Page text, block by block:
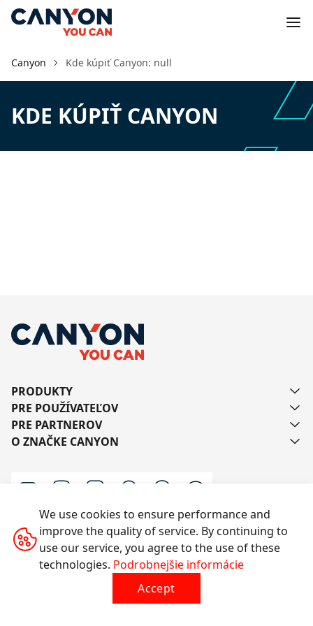
Canyon Kde kúpiť Canyon: null
KDE KÚPIŤ CANYON
PRODUKTY
PRE POUŽÍVATEĽOV
PRE PARTNEROV
O ZNAČKE CANYON
Kontaktujte nás
Všetky práva vyhradené © 2014-2026 CANYON
We use cookies to ensure performance and
improve the quality of service. By continuing to
use our service, you agree to the use of these
technologies. Podrobnejšie informácie
Accept